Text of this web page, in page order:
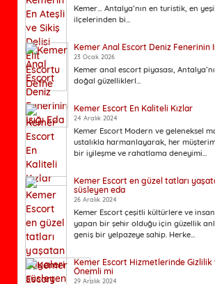
Kemer… Antalya’nın en turistik, en
ilçelerinden bi...
Kemer Anal Escort Deniz Fenerinin
23 Ocak 2026
Kemer anal escort piyasası,
doğal güzelliklerl...
Kemer Escort En Kaliteli Kızlar
24 Aralık 2024
Kemer Escort Modern ve geleneksel
ustalıkla harmanlayarak, her
bir iyileşme ve rahatlama deneyimi...
Kemer Escort en güzel tatları
süsleyen eda
26 Aralık 2024
Kemer Escort çeşitli kültürlere ve
yapan bir şehir olduğu için güzellik
geniş bir yelpazeye sahip. Herke...
Kemer Escort Hizmetlerinde Gizlilik
Önemli mi
29 Aralık 2024